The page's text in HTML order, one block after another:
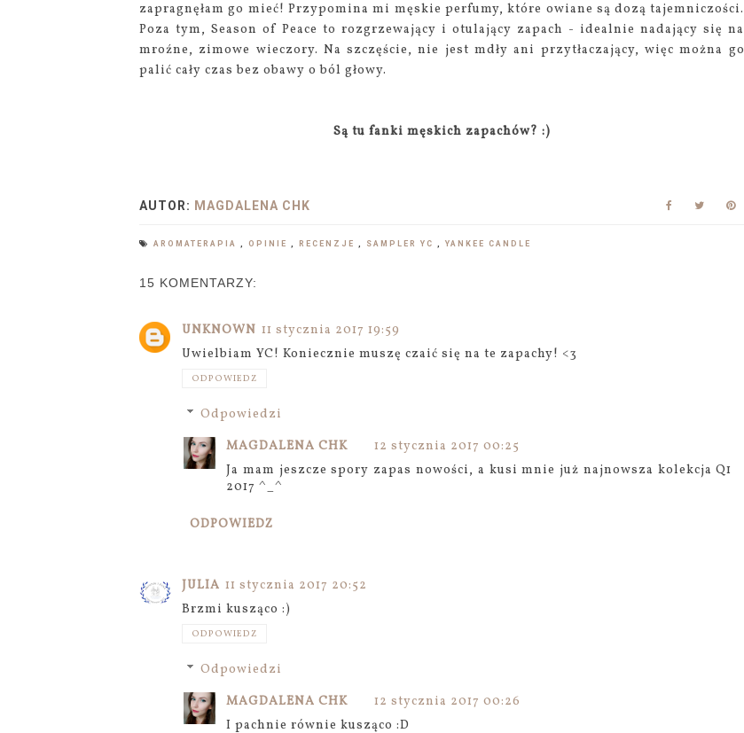
zapragnęłam go mieć! Przypomina mi męskie perfumy, które owiane są dozą tajemniczości.
Poza tym, Season of Peace to rozgrzewający i otulający zapach - idealnie nadający się na
mroźne, zimowe wieczory. Na szczęście, nie jest mdły ani przytłaczający, więc można go
palić cały czas bez obawy o ból głowy.
Są tu fanki męskich zapachów? :)
AUTOR: MAGDALENA CHK
AROMATERAPIA , OPINIE , RECENZJE , SAMPLER YC , YANKEE CANDLE
15 KOMENTARZY:
UNKNOWN 11 stycznia 2017 19:59
Uwielbiam YC! Koniecznie muszę czaić się na te zapachy! <3
ODPOWIEDZ
Odpowiedzi
MAGDALENA CHK
12 stycznia 2017 00:25
Ja mam jeszcze spory zapas nowości, a kusi mnie już najnowsza kolekcja Q1
2017 ^_^
ODPOWIEDZ
JULIA 11 stycznia 2017 20:52
Brzmi kusząco :)
ODPOWIEDZ
Odpowiedzi
MAGDALENA CHK
12 stycznia 2017 00:26
I pachnie równie kusząco :D